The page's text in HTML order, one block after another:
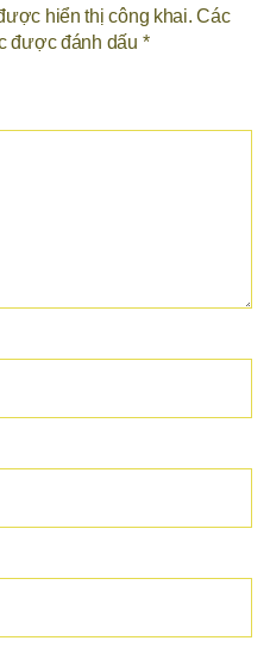
hiển thị công khai. Các
được đánh dấu *